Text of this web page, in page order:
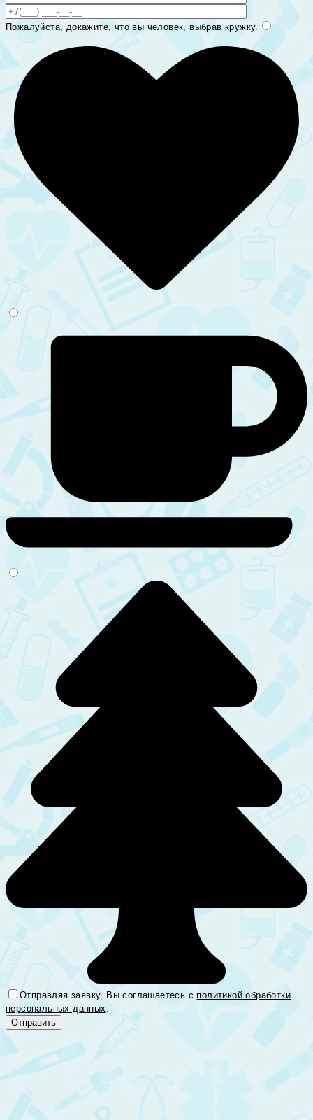
Пожалуйста, докажите, что вы человек, выбрав кружку.
Отправляя заявку, Вы соглашаетесь сполитикой обработки
персональных данных